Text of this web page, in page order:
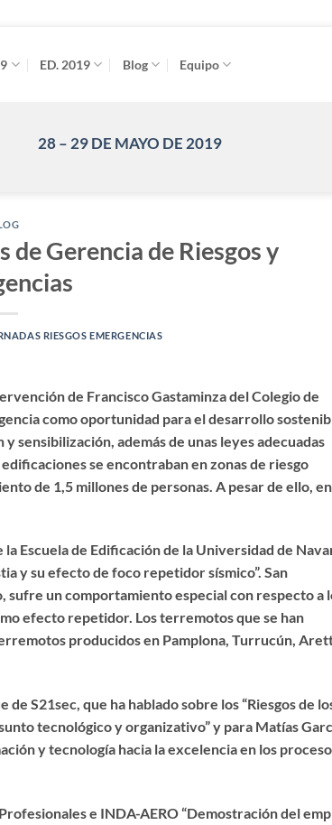
ED. 2019 Blog Equipo
28 – 29 DE MAYO DE 2019
de Gerencia de Riesgos y
RIESGOS EMERGENCIAS
de Francisco Gastaminza del Colegio de
como oportunidad para el desarrollo
sensibilización, además de unas leyes adecuadas
se encontraban en zonas de riesgo
de 1,5 millones de personas. A pesar de ello,
Escuela de Edificación de la Universidad de
y su efecto de foco repetidor sísmico”. San
sufre un comportamiento especial con respecto a
efecto repetidor. Los terremotos que se han
producidos en Pamplona, Turrucún,
S21sec, que ha hablado sobre los “Riesgos de
tecnológico y organizativo” y para Matías
y tecnología hacia la excelencia en los
e INDA-AERO “Demostración del